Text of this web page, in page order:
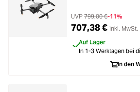
UVP 799,00 €-11%
707,38 € inkl. MwSt.
Auf Lager
In 1-3 Werktagen bei
In den